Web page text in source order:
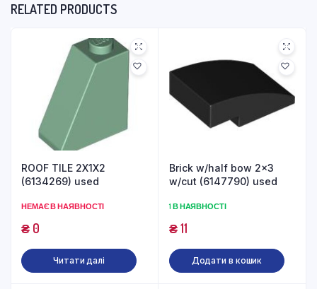
RELATED PRODUCTS
ROOF TILE 2X1X2
(6134269) used
НЕМАЄ В НАЯВНОСТІ
₴0
Читати далі
Brick w/half bow 2×3
w/cut (6147790) used
1 В НАЯВНОСТІ
₴11
Додати в кошик